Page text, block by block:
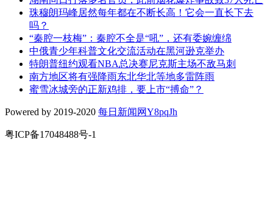
珠穆朗玛峰居然每年都在不断长高！它会一直长下去
吗？
“秦腔一枝梅”：秦腔不全是“吼”，还有委婉缠绵
中俄青少年科普文化交流活动在黑河逊克举办
特朗普纽约观看NBA总决赛尼克斯主场不敌马刺
南方地区将有强降雨东北华北等地多雷阵雨
蜜雪冰城旁的正新鸡排，要上市“搏命”？
Powered by 2019-2020 每日新闻网Y8pqJh
粤ICP备17048488号-1